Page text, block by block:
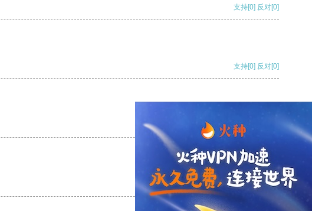
支持[0] 反对[0]
支持[0] 反对[0]
支持
支持[0] 反对[0]